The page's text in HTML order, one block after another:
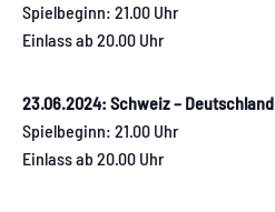
Spielbeginn: 21.00 Uhr
Einlass ab 20.00 Uhr
23.06.2024: Schweiz – Deutschland
Spielbeginn: 21.00 Uhr
Einlass ab 20.00 Uhr